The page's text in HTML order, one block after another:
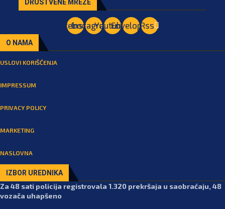
DRUŠTVENE MREŽE
Facebook
Instagram
YoutubeEnvelopeRss
O NAMA
USLOVI KORIŠĆENJA
IMPRESSUM
PRIVACY POLICY
MARKETING
NASLOVNA
IZBOR UREDNIKA
Za 48 sati policija registrovala 1.320 prekršaja u saobraćaju, 48
vozača uhapšeno